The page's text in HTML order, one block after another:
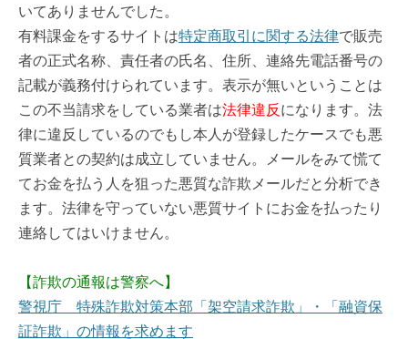
いてありませんでした。
有料課金をするサイトは特定商取引に関する法律で販売
者の正式名称、責任者の氏名、住所、連絡先電話番号の
記載が義務付けられています。表示が無いということは
この不当請求をしている業者は法律違反 になります。法
律に違反しているのでもし本人が登録したケースでも悪
質業者との契約は成立していません。メールをみて慌て
てお金を払う人を狙った悪質な詐欺メールだと分析でき
ます。法律を守っていない悪質サイトにお金を払ったり
連絡してはいけません。
【詐欺の通報は警察へ】
警視庁 特殊詐欺対策本部「架空請求詐欺」・「融資保
証詐欺」の情報を求めます